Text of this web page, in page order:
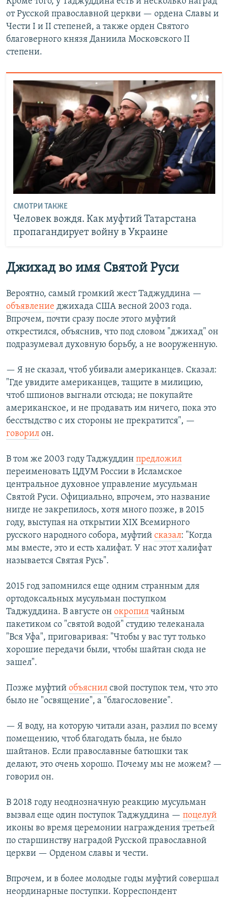
от Русской православной церкви — ордена Славы и
Чести I и II степеней, а также орден Святого
благоверного князя Даниила Московского II
степени.
СМОТРИ ТАКЖЕ
Человек вождя. Как муфтий Татарстана
пропагандирует войну в Украине
Джихад во имя Святой Руси
Вероятно, самый громкий жест Таджуддина —
объявление джихада США весной 2003 года.
Впрочем, почти сразу после этого муфтий
открестился, объяснив, что под словом "джихад" он
подразумевал духовную борьбу, а не вооруженную.
— Я не сказал, чтоб убивали американцев. Сказал:
"Где увидите американцев, тащите в милицию,
чтоб шпионов выгнали отсюда; не покупайте
американское, и не продавать им ничего, пока это
бесстыдство с их стороны не прекратится", —
говорил он.
В том же 2003 году Таджуддин предложил
переименовать ЦДУМ России в Исламское
центральное духовное управление мусульман
Святой Руси. Официально, впрочем, это название
нигде не закрепилось, хотя много позже, в 2015
году, выступая на открытии XIX Всемирного
русского народного собора, муфтий сказал: "Когда
мы вместе, это и есть халифат. У нас этот халифат
называется Святая Русь".
2015 год запомнился еще одним странным для
ортодоксальных мусульман поступком
Таджуддина. В августе он окропил чайным
пакетиком со "святой водой" студию телеканала
"Вся Уфа", приговаривая: "Чтобы у вас тут только
хорошие передачи были, чтобы шайтан сюда не
зашел".
Позже муфтий объяснил свой поступок тем, что это
было не "освящение", а "благословение".
— Я воду, на которую читали азан, разлил по всему
помещению, чтоб благодать была, не было
шайтанов. Если православные батюшки так
делают, это очень хорошо. Почему мы не можем? —
говорил он.
В 2018 году неоднозначную реакцию мусульман
вызвал еще один поступок Таджуддина — поцелуй
иконы во время церемонии награждения третьей
по старшинству наградой Русской православной
церкви — Орденом славы и чести.
Впрочем, и в более молодые годы муфтий совершал
неординарные поступки. Корреспондент